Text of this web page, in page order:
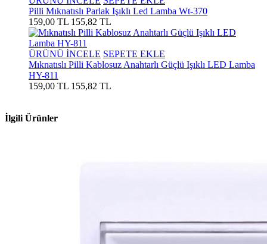
Pilli Mıknatıslı Parlak Işıklı Led Lamba Wt-370
159,00 TL 155,82 TL
ÜRÜNÜ İNCELE SEPETE EKLE
Mıknatıslı Pilli Kablosuz Anahtarlı Güçlü Işıklı LED Lamba
HY-811
159,00 TL 155,82 TL
İlgili Ürünler